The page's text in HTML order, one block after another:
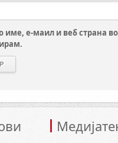
име, е-маил и веб страна